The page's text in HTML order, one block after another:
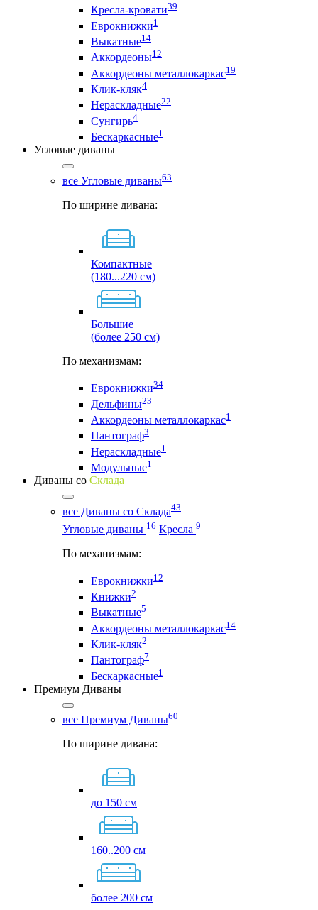
Кресла-кровати39
Еврокнижки1
Выкатные14
Аккордеоны12
Аккордеоны металлокаркас19
Клик-кляк4
Нераскладные22
Сунгирь4
Бескаркасные1
Угловые диваны
все Угловые диваны63
По ширине дивана:
Компактные
(180...220 см)
Большие
(более 250 см)
По механизмам:
Еврокнижки34
Дельфины23
Аккордеоны металлокаркас1
Пантограф3
Нераскладные1
Модульные1
Диваны со Склада
все Диваны со Склада43
Угловые диваны 16 Кресла 9
По механизмам:
Еврокнижки12
Книжки2
Выкатные5
Аккордеоны металлокаркас14
Клик-кляк2
Пантограф7
Бескаркасные1
Премиум Диваны
все Премиум Диваны60
По ширине дивана:
до 150 см
160..200 см
более 200 см